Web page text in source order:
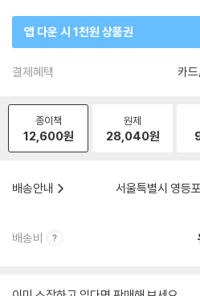
앱 다운 시 1천원 상품권
결제혜택 카
종이책
12,600원
원제
28,040원
배송안내
서울특별시 영등
배송비